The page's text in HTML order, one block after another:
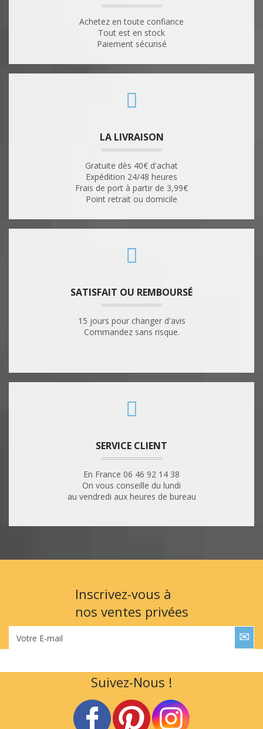
Achetez en toute confiance
Tout est en stock
Paiement sécurisé
LA LIVRAISON
Gratuite dès 40€ d'achat
Expédition 24/48 heures
Frais de port à partir de 3,99€
Point retrait ou domicile
SATISFAIT OU REMBOURSÉ
15 jours pour changer d'avis
Commandez sans risque.
SERVICE CLIENT
En France 06 46 92 14 38
On vous conseille du lundi
au vendredi aux heures de bureau
Inscrivez-vous à
nos ventes privées
Votre E-mail
Suivez-Nous !